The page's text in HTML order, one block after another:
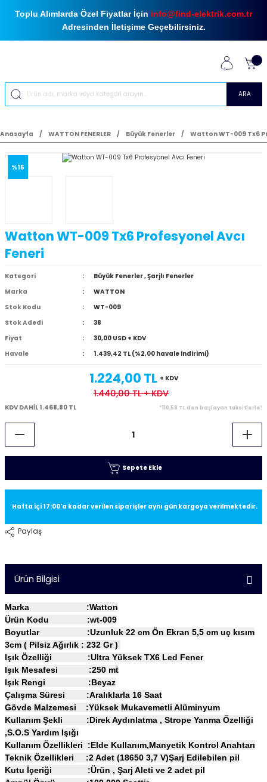
Toplu Alımlarda Özel Fiyatlar İçin info@find-elektrik.com.tr
Adresinden İletişime Geçebilirsiniz.
ARA
Anasayfa WATTON FENERLER Büyük Fenerler Watton WT-009 Tx6
%15
Watton WT-009 Tx6 Profesyonel Avcı
Feneri
Kategori Büyük Fenerler,Şarjlı Fenerler
Marka
WATTON
Stok Kodu
WT-009
Stok Adedi
38
Fiyat
30,00 USD + KDV
Havale
1.439,42 TL (%2,00 havale indirimi)
1.224,00 TL + KDV
1.440,00 TL+ KDV
KDV DAHİL 1.468,80 TL *110,58 TL den başlayan taksitlerle!
Sepete Ekle
Hafta içi 17:00'a kadar verilen siparişler aynı gün kargoya verilmektedir.
Paylaş
Ürün Bilgisi
Marka :Watton
Ürün Kodu :wt-009
Boyutlar :Uzunluk 22 cm Ön Ekran 5,5 cm uç kısım
3cm ( Pilsiz Ağırlık : 232 Gr )
Işık Özelliği :Ultra Yüksek TX6 Led Fener
Işık Mesafesi :250 mt
Işık Rengi :Beyaz
Çalışma Süresi :Aralıklarla 16 Saat
Gövde Malzemesi :Yüksek Mukavemetli Alüminyum
Kullanım Şekli :Direk Aydınlatma , Strope Yanma Özelliği
,S.O.S Yardım Işığı
Kullanım Özellikleri :Elde Kullanım,Manyetik Kontrol Anahtarı
Teknik Özellikleri :2 Adet (18650 3,7 V)Şarj Edilebilen pil
Kutu İçeriği :Ürün , Şarj Aleti ve 2 adet pil